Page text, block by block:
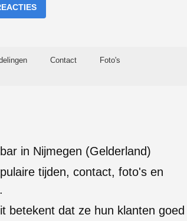
Contact Foto's
in Nijmegen (Gelderland)
tijden, contact, foto's en
betekent dat ze hun klanten goed